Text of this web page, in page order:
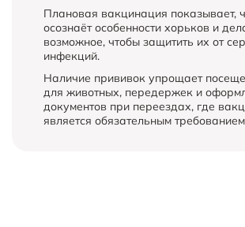
Плановая вакцинация показывает,
осознаёт особенности хорьков и
возможное, чтобы защитить их от
инфекций.
Наличие прививок упрощает
для животных, передержек и
документов при переездах, где
является обязательным